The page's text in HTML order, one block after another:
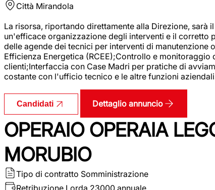
Città Mirandola
La risorsa, riportando direttamente alla Direzione,
un'efficace organizzazione degli interventi e il corretto
delle agende dei tecnici per interventi di
Efficienza Energetica (RCEE);Controllo e
clienti;Interfaccia con Case Madri per pratiche di
costante con l'ufficio tecnico e le altre funzioni
Candidati Dettaglio annuncio
OPERAIO OPERAIA
MORUBIO
Tipo di contratto Somministrazione
Retribuzione Lorda 23000 annuale